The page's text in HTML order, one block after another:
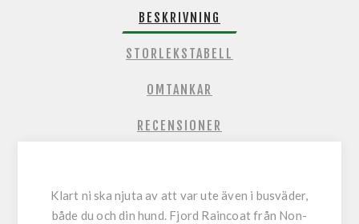
BESKRIVNING
STORLEKSTABELL
OMTANKAR
RECENSIONER
Klart ni ska njuta av att var ute även i busväder,
både du och din hund. Fjord Raincoat från Non-